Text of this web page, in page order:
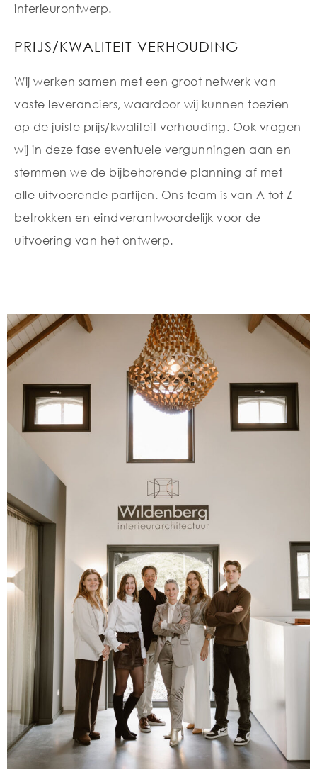
interieurontwerp.
PRIJS/KWALITEIT VERHOUDING
Wij werken samen met een groot netwerk van
vaste leveranciers, waardoor wij kunnen toezien
op de juiste prijs/kwaliteit verhouding. Ook vragen
wij in deze fase eventuele vergunningen aan en
stemmen we de bijbehorende planning af met
alle uitvoerende partijen. Ons team is van A tot Z
betrokken en eindverantwoordelijk voor de
uitvoering van het ontwerp.